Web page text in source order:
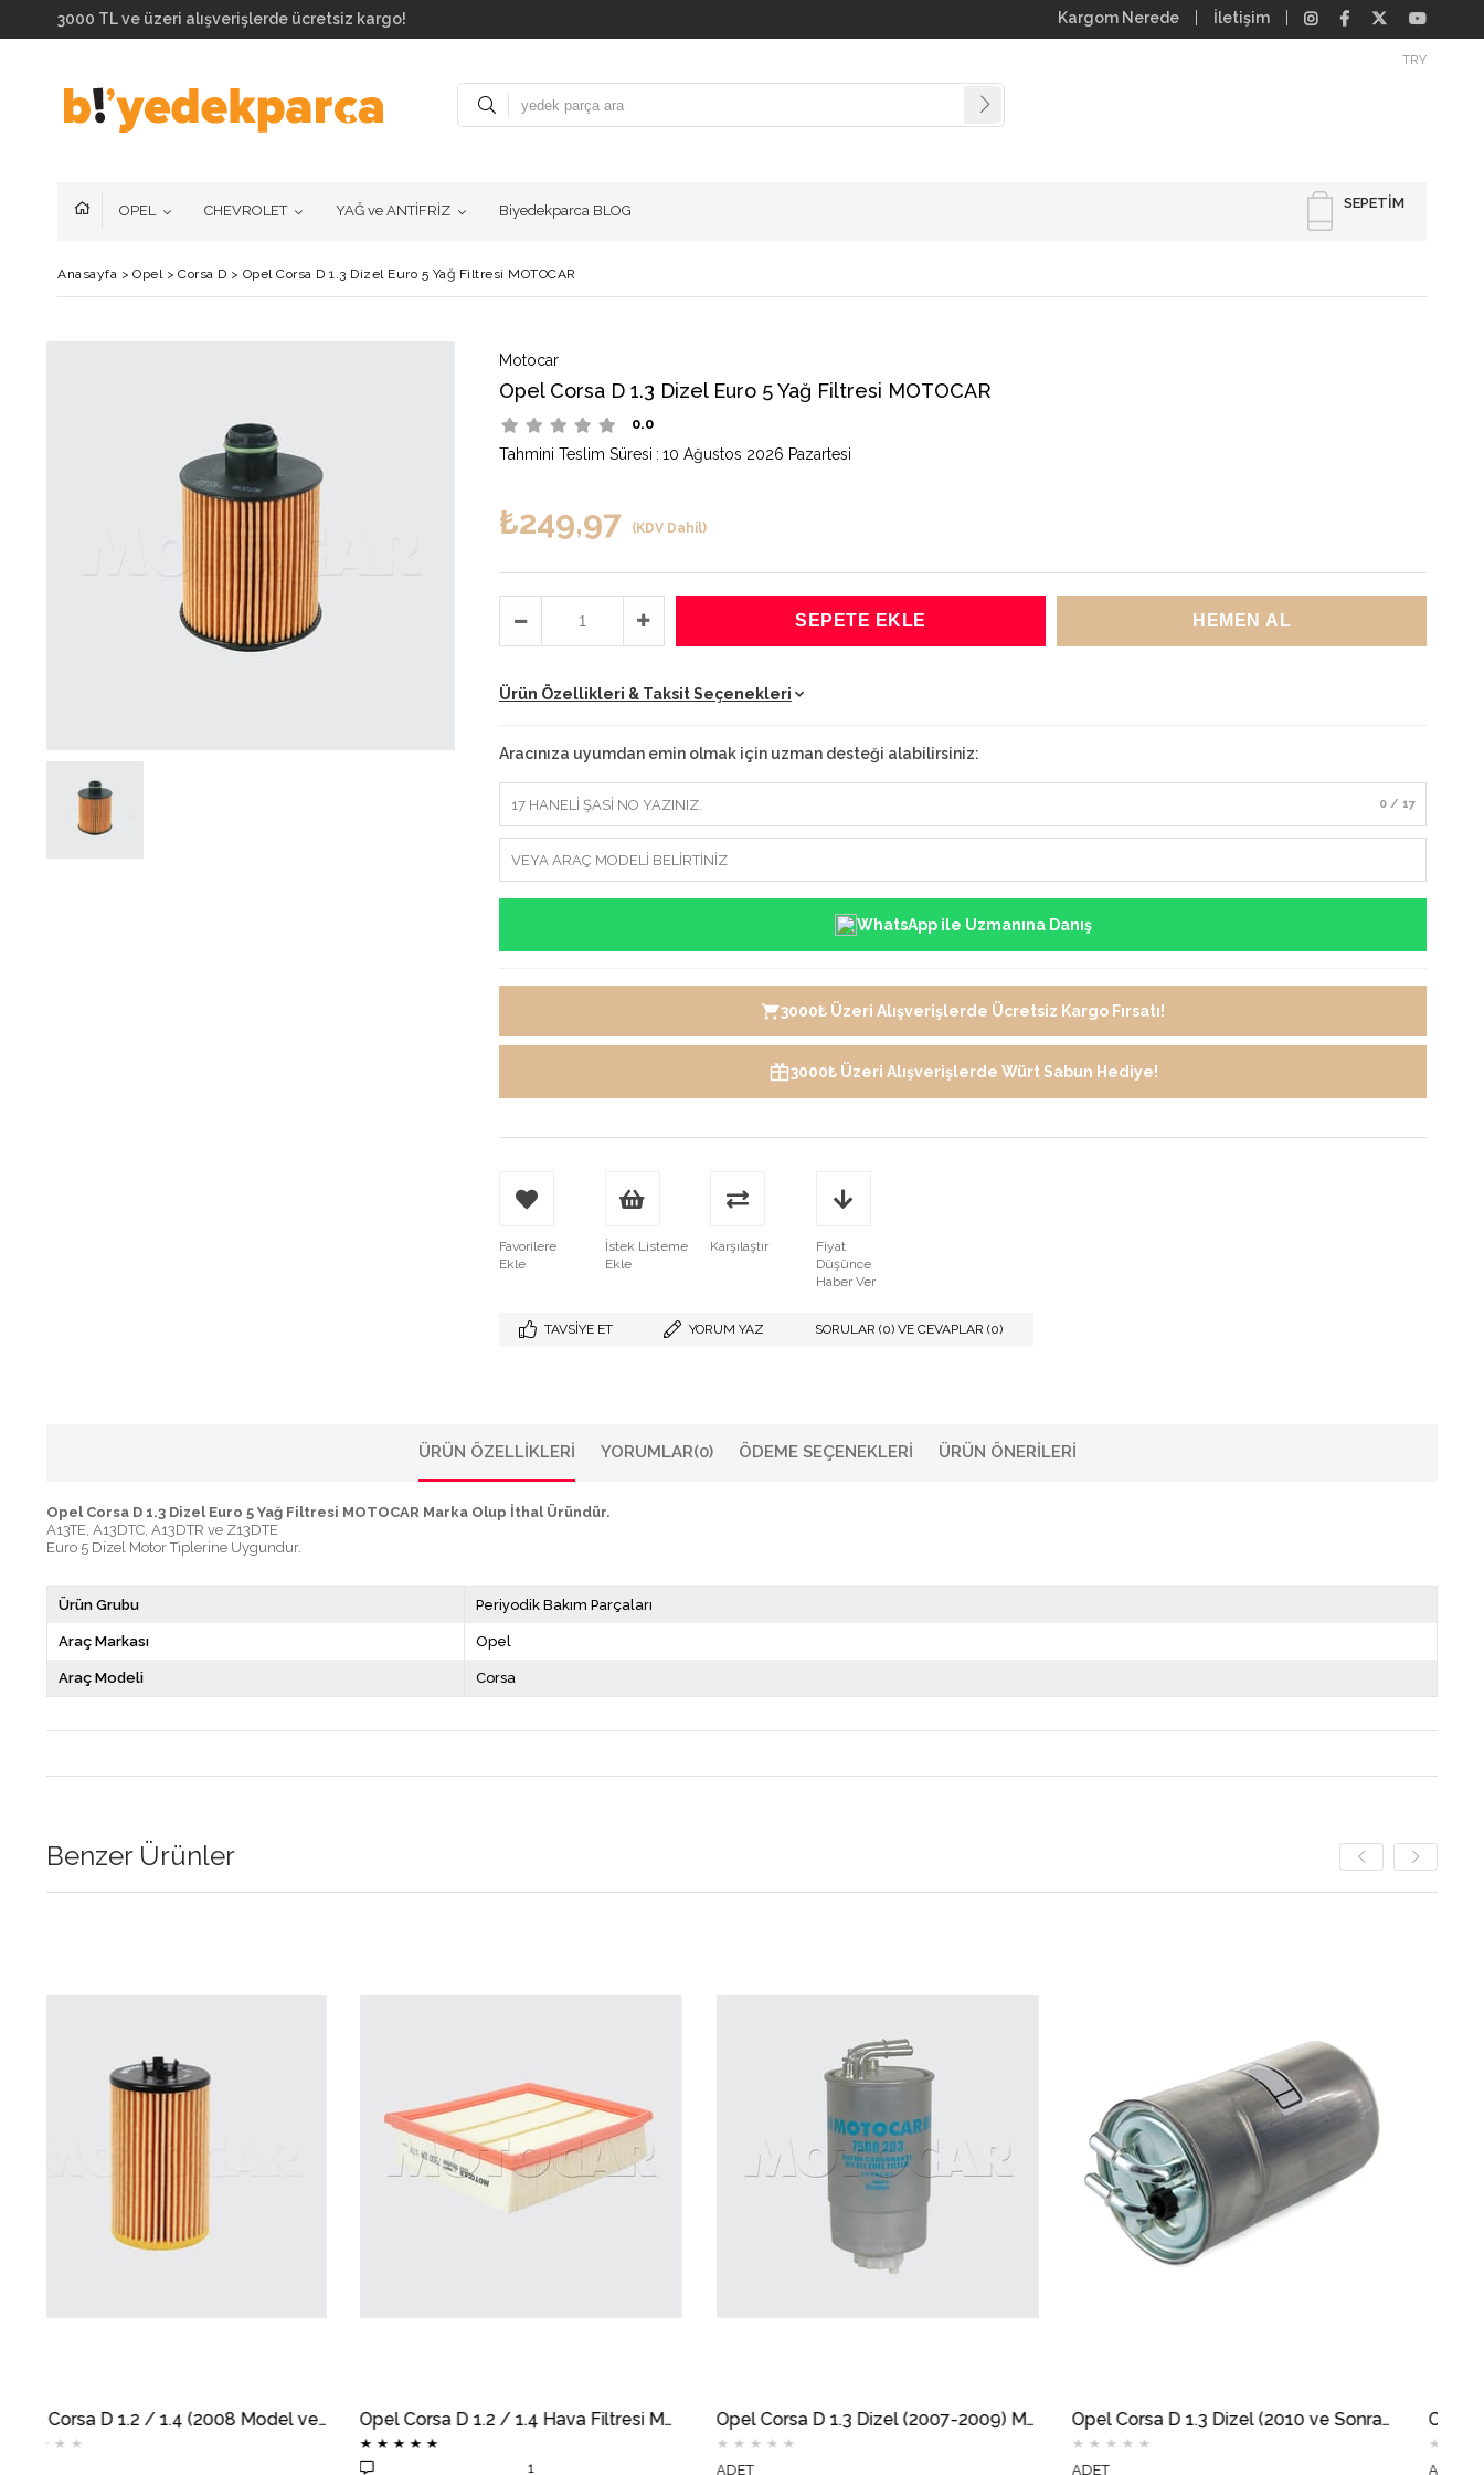
3000 TL ve üzeri alışverişlerde ücretsiz kargo! Kargom Nerede İletişim
TRY
SEPETIM
OPEL CHEVROLET YAĞ ve ANTİFRİZ Biyedekparca BLOG
Anasayfa > Opel> Corsa D > Opel Corsa D 1.3 Dizel Euro 5 Yağ Filtresi MOTOCAR
Motocar
Opel Corsa D 1.3 Dizel Euro 5 Yağ Filtresi MOTOCAR
0.0
Tahmini Teslim Süresi : 10 Ağustos 2026 Pazartesi
₺249,97 (KDV Dahil)
Ürün Özellikleri & Taksit Seçenekleri
Aracınıza uyumdan emin olmak için uzman desteği alabilirsiniz:
0 / 17
WhatsApp ile Uzmanına Danış
3000₺ Üzeri Alışverişlerde Ücretsiz Kargo Fırsatı!
3000₺ Üzeri Alışverişlerde Würt Sabun Hediye!
Favorilere
Ekle
İstek Listeme
Ekle
Karşılaştır
Fiyat
Düşünce
Haber Ver
TAVSIYE ET YORUM YAZ SORULAR (0) VE CEVAPLAR (0)
ÜRÜN ÖZELLIKLERI YORUMLAR(0) ÖDEME SEÇENEKLERI ÜRÜN ÖNERILERI
Opel Corsa D 1.3 Dizel Euro 5 Yağ Filtresi MOTOCAR Marka Olup İthal Üründür.
A13TE, A13DTC, A13DTR ve Z13DTE
Euro 5 Dizel Motor Tiplerine Uygundur.
Ürün Grubu Periyodik Bakım Parçaları
Araç Markası Opel
Araç Modeli Corsa
Benzer Ürünler
Opel Corsa D 1.2 / 1.4 (2008 Model ve Sonrası) Yağ Filtresi MOTOCAR Opel Corsa D 1.2 / 1.4 Hava Filtresi MOTOCAR Opel Corsa D 1.3 Dizel (2007-2009) Mazot Filtresi MOTOCAR
ADET
Opel Corsa D 1.3 Dizel (2010 ve Sonrası) Mazot Filtresi MOTOCAR